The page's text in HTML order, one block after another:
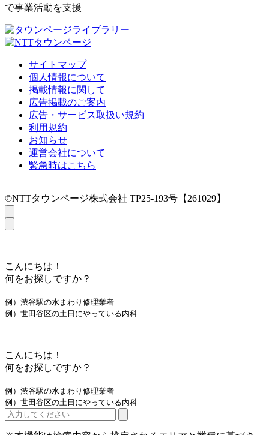
で事業活動を支援
サイトマップ
個人情報について
掲載情報に関して
広告掲載のご案内
広告・サービス取扱い規約
利用規約
お知らせ
運営会社について
緊急時はこちら
©NTTタウンページ株式会社 TP25-193号【261029】
こんにちは！
何をお探しですか？
例）渋谷駅の水まわり修理業者
例）世田谷区の土日にやっている内科
こんにちは！
何をお探しですか？
例）渋谷駅の水まわり修理業者
例）世田谷区の土日にやっている内科